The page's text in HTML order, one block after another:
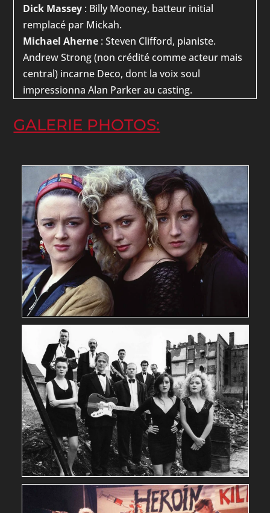
Dick Massey : Billy Mooney, batteur initial
remplacé par Mickah.
Michael Aherne : Steven Clifford, pianiste.
Andrew Strong (non crédité comme acteur mais
central) incarne Deco, dont la voix soul
impressionna Alan Parker au casting.
GALERIE PHOTOS: